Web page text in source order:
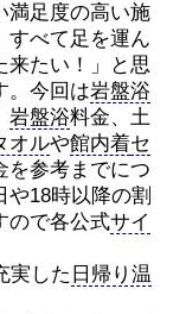
満足度の高い施
すべて足を運ん
来たい！」と思
。今回は岩盤浴
岩盤浴料金、土
オルや館内着セ
を参考までにつ
や18時以降の割
ので各公式サイ
実した 日帰り温